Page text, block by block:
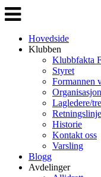
Veksle
navigasjon
Hovedside
Klubben
Klubbfakta
Styret
Formannen
Lagledere/
Historie
Kontakt oss
Varsling
Blogg
Avdelinger